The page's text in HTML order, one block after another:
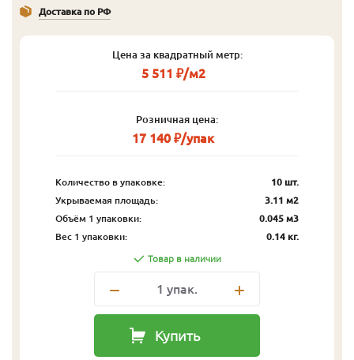
Доставка по РФ
Цена за квадратный метр:
5 511 ₽/м2
Розничная цена:
17 140 ₽/упак
Количество в упаковке:
10 шт.
Укрываемая площадь:
3.11 м2
Объём 1 упаковки:
0.045 м3
Вес 1 упаковки:
0.14 кг.
Товар в наличии
1 упак.
Купить